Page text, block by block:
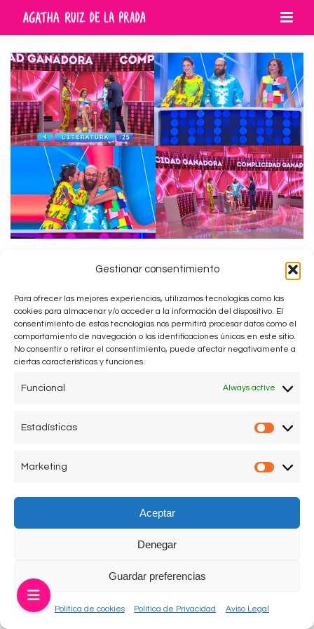
Gestionar consentimiento
Para ofrecer las mejores experiencias, utilizamos tecnologías como las
cookies para almacenar y/o acceder a la información del dispositivo. El
consentimiento de estas tecnologías nos permitirá procesar datos como el
comportamiento de navegación o las identificaciones únicas en este sitio.
No consentir o retirar el consentimiento, puede afectar negativamente a
ciertas características y funciones.
Funcional Always active
Estadísticas
Marketing
Aceptar
Denegar
Guardar preferencias
Política de cookies Política de Privacidad Aviso Legal
PROGRAMA TV “REACCIÓN EN CADENA”
Agatha Ruiz de la Prada acompañada de sus hijos
Cósima y Tristán en el programa “Reacción en cadena”
Política de Privacidad